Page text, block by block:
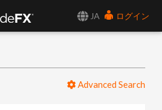
JA
ログイン
Advanced Search